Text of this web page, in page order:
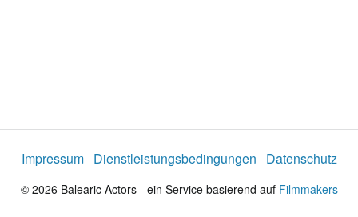
s
Impressum Dienstleistungsbedingungen Datenschutz
© 2026 Balearic Actors - ein Service basierend auf Filmmakers